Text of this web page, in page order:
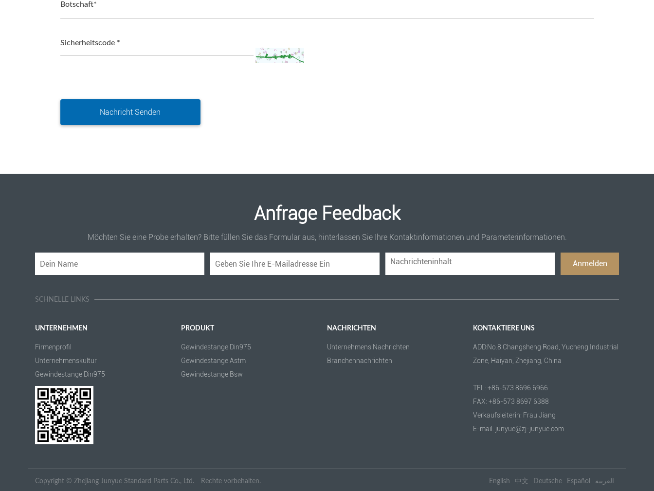
Botschaft*
Sicherheitscode *
Anfrage Feedback
Möchten Sie eine Probe erhalten? Bitte füllen Sie das Formular aus, hinterlassen Sie Ihre Kontaktinformationen und Parameterinformationen.
SCHNELLE LINKS
UNTERNEHMEN
Firmenprofil
Unternehmenskultur
Gewindestange Din975
PRODUKT
Gewindestange Din975
Gewindestange Astm
Gewindestange Bsw
NACHRICHTEN
Unternehmens Nachrichten
Branchennachrichten
KONTAKTIERE UNS
ADD:No.8 Changsheng Road, Yucheng Industrial
Zone, Haiyan, Zhejiang, China
TEL: +86-573 8696 6966
FAX: +86-573 8697 6388
Verkaufsleiterin: Frau Jiang
E-mail: junyue@zj-junyue.com
Copyright © Zhejiang Junyue Standard Parts Co., Ltd. Rechte vorbehalten. English 中文 Deutsche Español العربية